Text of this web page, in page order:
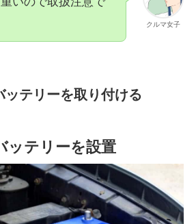
クルマ女子
ッテリーを取り付ける
ッテリーを設置